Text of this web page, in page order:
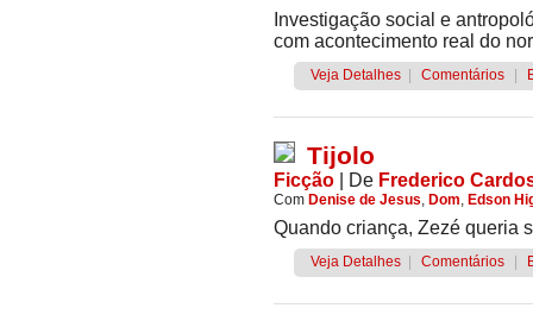
Investigação social e
com acontecimento real do
Veja Detalhes Comentários
Tijolo
Ficção De Frederico
Com Denise de Jesus, Dom, Edson
Quando criança, Zezé queria
Veja Detalhes Comentários